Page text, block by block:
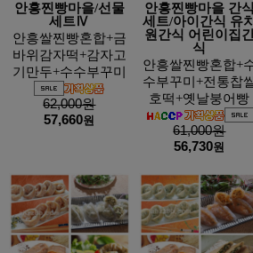
안흥찐빵마을/선물
세트Ⅳ
안흥쌀찐빵혼합+금
바위감자떡+감자고
기만두+수수부꾸미
62,000원
57,660원
안흥찐빵마을 간식
세트/아이간식 유치
원간식 어린이집
식
안흥쌀찐빵혼합+
수부꾸미+전통찹
호떡+옛날붕어빵
61,000원
56,730원